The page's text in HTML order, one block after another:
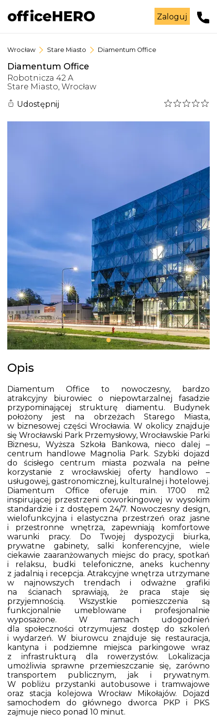
Zaloguj
Wrocław Stare Miasto Diamentum Office
Diamentum Office
Robotnicza 42 A
Stare Miasto, Wrocław
Udostępnij
Opis
Diamentum Office to nowoczesny, bardzo
atrakcyjny biurowiec o niepowtarzalnej fasadzie
przypominającej strukturę diamentu. Budynek
położony jest na obrzeżach Starego Miasta,
w biznesowej części Wrocławia. W okolicy znajduje
się Wrocławski Park Przemysłowy, Wrocławskie Parki
Biznesu, Wyższa Szkoła Bankowa, nieco dalej –
centrum handlowe Magnolia Park. Szybki dojazd
do ścisłego centrum miasta pozwala na pełne
korzystanie z wrocławskiej oferty handlowo –
usługowej, gastronomicznej, kulturalnej i hotelowej.
Diamentum Office oferuje m.in. 1700 m2
inspirującej przestrzeni coworkingowej w wysokim
standardzie i z dostępem 24/7. Nowoczesny design,
wielofunkcyjna i elastyczna przestrzeń oraz jasne
i przestronne wnętrza, zapewniają komfortowe
warunki pracy. Do Twojej dyspozycji biurka,
prywatne gabinety, salki konferencyjne, wiele
ciekawie zaaranżowanych miejsc do pracy, spotkań
i relaksu, budki telefoniczne, aneks kuchenny
z jadalnią i recepcja. Atrakcyjne wnętrza utrzymane
w najnowszych trendach i odważne grafiki
na ścianach sprawiają, że praca staje się
przyjemnością. Wszystkie pomieszczenia są
funkcjonalnie umeblowane i profesjonalnie
wyposażone. W ramach udogodnień
dla społeczności otrzymujesz dostęp do szkoleń
i wydarzeń. W biurowcu znajduje się restauracja,
kantyna i podziemne miejsca parkingowe wraz
z infrastrukturą dla rowerzystów. Lokalizacja
umożliwia sprawne przemieszczanie się, zarówno
transportem publicznym, jak i prywatnym.
W pobliżu przystanki autobusowe i tramwajowe
oraz stacja kolejowa Wrocław Mikołajów. Dojazd
samochodem do głównego dworca PKP i PKS
zajmuje nieco ponad 10 minut.